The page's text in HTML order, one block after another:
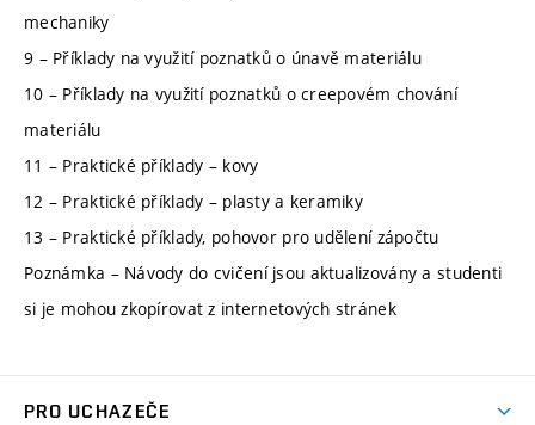
mechaniky
9 – Příklady na využití poznatků o únavě materiálu
10 – Příklady na využití poznatků o creepovém chování
materiálu
11 – Praktické příklady – kovy
12 – Praktické příklady – plasty a keramiky
13 – Praktické příklady, pohovor pro udělení zápočtu
Poznámka – Návody do cvičení jsou aktualizovány a studenti
si je mohou zkopírovat z internetových stránek
PRO UCHAZEČE